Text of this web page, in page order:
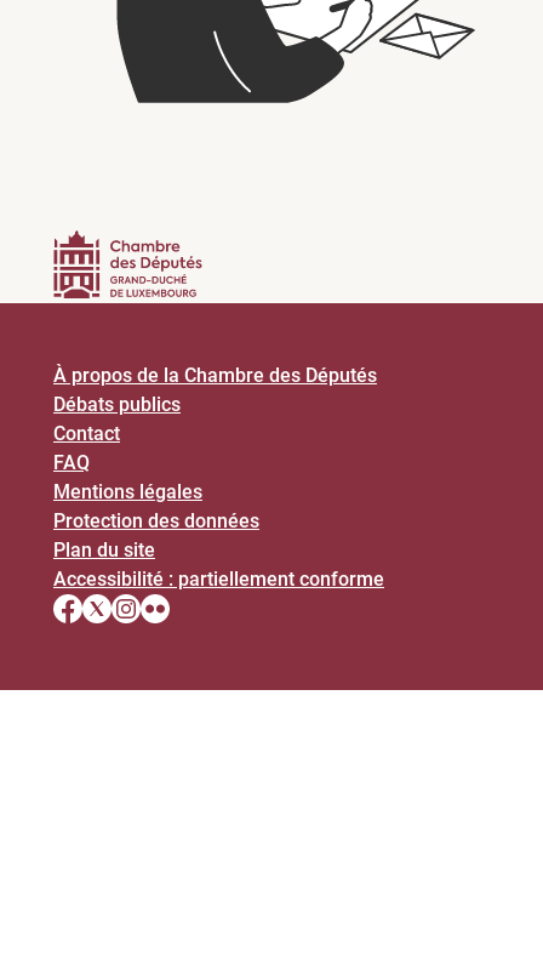
À propos de la Chambre des Députés
Débats publics
Contact
FAQ
Mentions légales
Protection des données
Plan du site
Accessibilité : partiellement conforme